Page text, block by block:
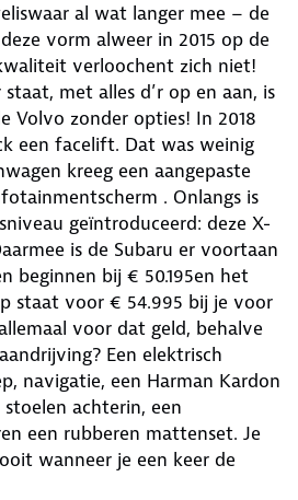
al wat langer mee – de
vorm alweer in 2015 op de
verloochent zich niet!
met alles d’r op en aan, is
Volvo zonder opties! In 2018
een facelift. Dat was weinig
kreeg een aangepaste
. Onlangs is
geïntroduceerd: deze X-
is de Subaru er voortaan
beginnen bij € 50.195en het
staat voor € 54.995 bij je voor
voor dat geld, behalve
Een elektrisch
navigatie, een Harman Kardon
achterin, een
een rubberen mattenset. Je
wanneer je een keer de